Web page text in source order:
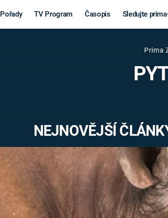
Pořady TV Program Časopis Sledujte
STAROVĚKÝ EGYPT
Věda a
MARS
Výročí
Záhady
Prima
NEJNOVĚJŠÍ